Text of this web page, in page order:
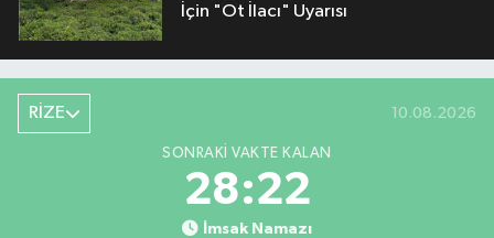
İçin "Ot İlacı" Uyarısı
RİZE 10.08.2026
SONRAKI VAKTE KALAN
28:21
İmsak Namazı